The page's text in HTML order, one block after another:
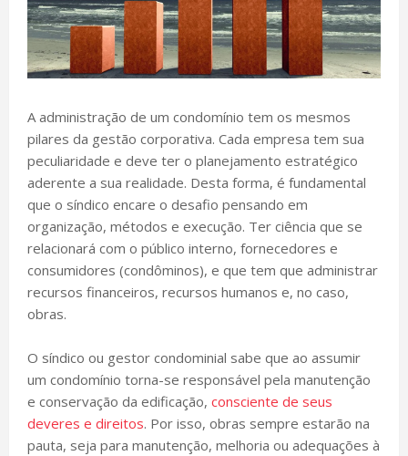
A administração de um condomínio tem os mesmos
pilares da gestão corporativa. Cada empresa tem sua
peculiaridade e deve ter o planejamento estratégico
aderente a sua realidade. Desta forma, é fundamental
que o síndico encare o desafio pensando em
organização, métodos e execução. Ter ciência que se
relacionará com o público interno, fornecedores e
consumidores (condôminos), e que tem que administrar
recursos financeiros, recursos humanos e, no caso,
obras.
O síndico ou gestor condominial sabe que ao assumir
um condomínio torna-se responsável pela manutenção
e conservação da edificação, consciente de seus
deveres e direitos. Por isso, obras sempre estarão na
pauta, seja para manutenção, melhoria ou adequações à